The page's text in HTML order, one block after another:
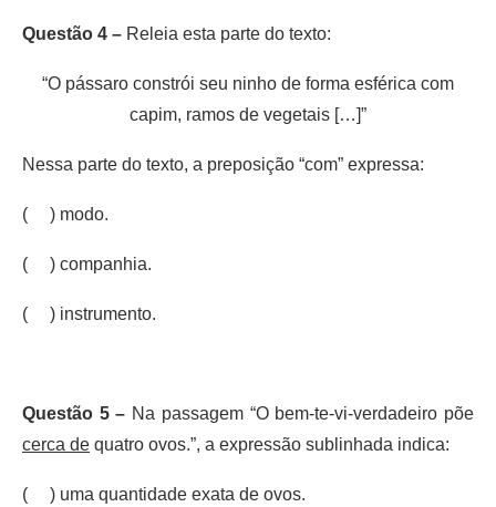
Questão 4 – Releia esta parte do texto:
“O pássaro constrói seu ninho de forma esférica com
capim, ramos de vegetais […]”
Nessa parte do texto, a preposição “com” expressa:
( ) modo.
( ) companhia.
( ) instrumento.
Questão 5 – Na passagem “O bem-te-vi-verdadeiro põe
cerca de quatro ovos.”, a expressão sublinhada indica:
( ) uma quantidade exata de ovos.